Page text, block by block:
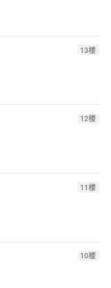
13楼
12楼
11楼
10楼